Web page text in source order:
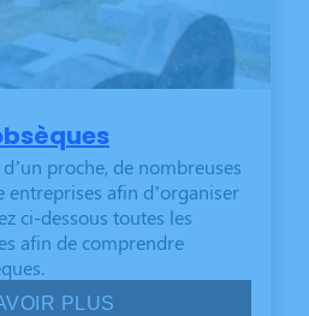
proche, de nombreuses
entreprises afin d’organiser
ci-dessous toutes les
afin de comprendre
PLUS